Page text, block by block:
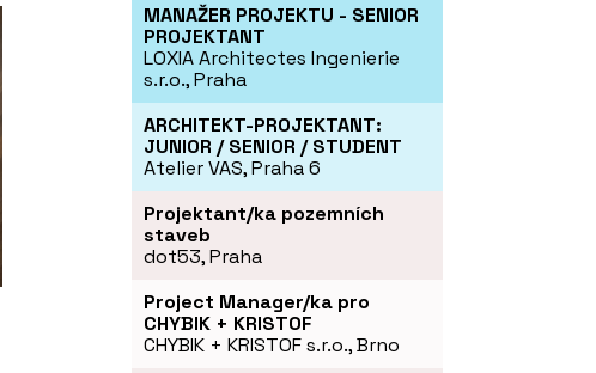
MANAŽER PROJEKTU - SENIOR
PROJEKTANT
LOXIA Architectes Ingenierie
s.r.o., Praha
ARCHITEKT-PROJEKTANT:
JUNIOR / SENIOR / STUDENT
Atelier VAS, Praha 6
Projektant/ka pozemních
staveb
dot53, Praha
Project Manager/ka pro
CHYBIK + KRISTOF
CHYBIK + KRISTOF s.r.o., Brno